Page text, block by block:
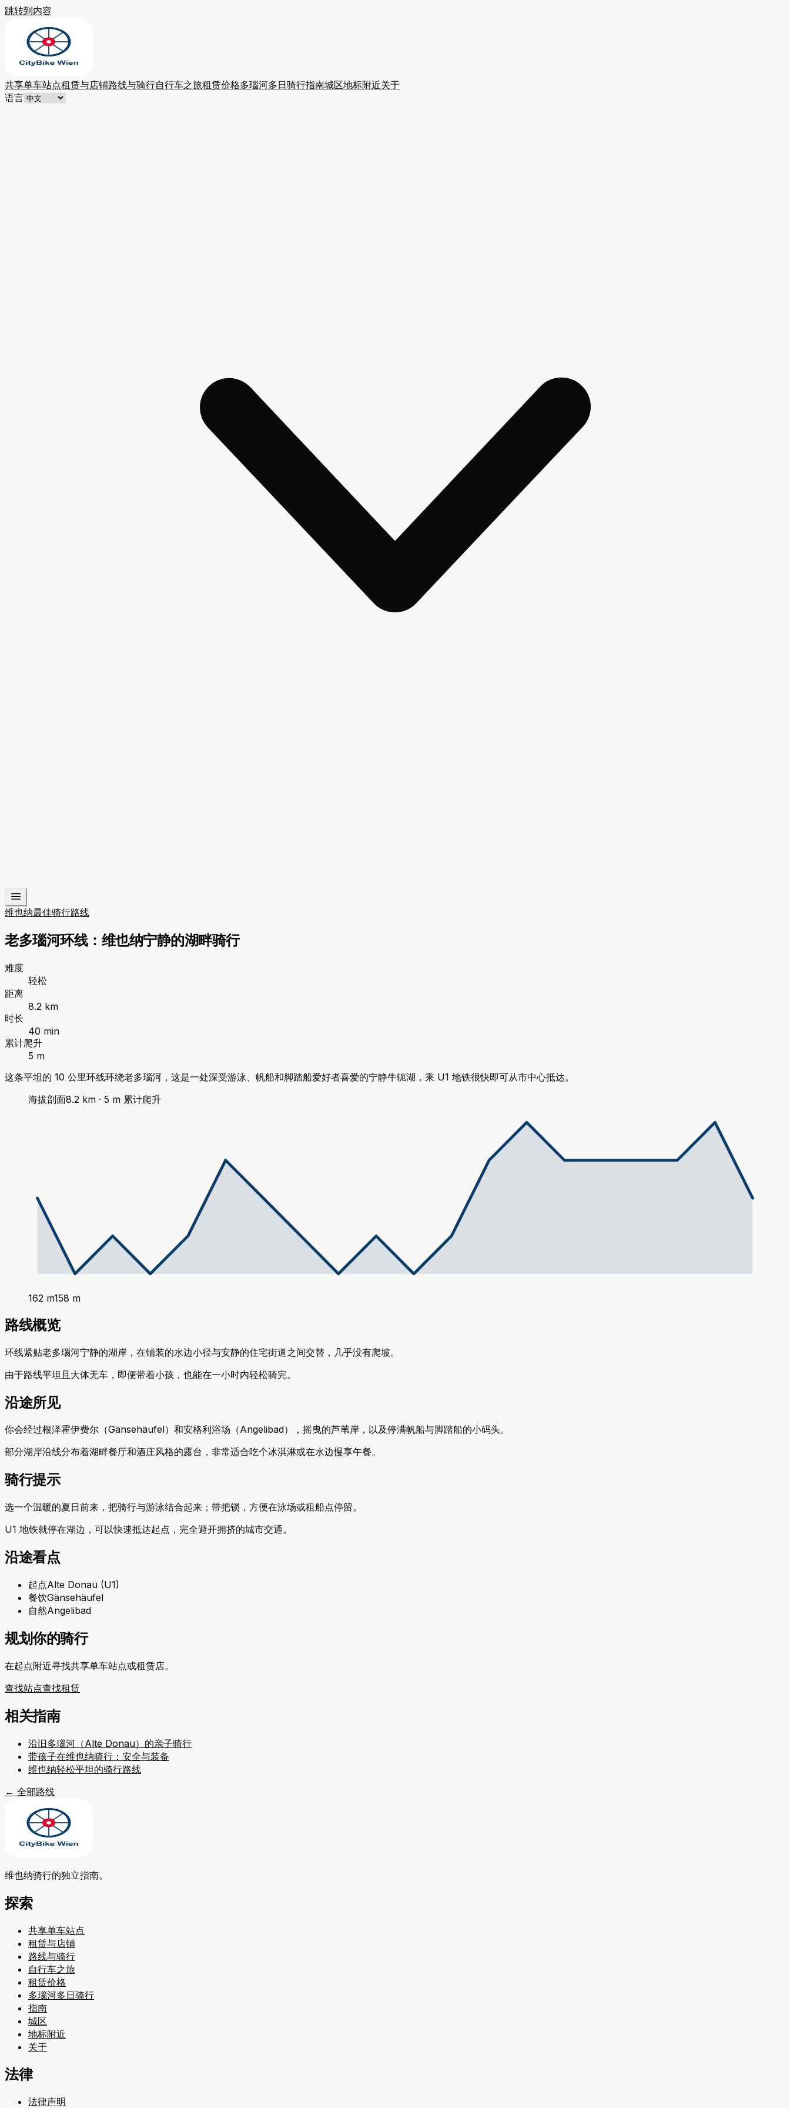
跳转到内容
共享单车站点租赁与店铺路线与骑行自行车之旅租赁价格多瑙河多日骑行指南城区地标附近关于
语言
维也纳最佳骑行路线
老多瑙河环线：维也纳宁静的湖畔骑行
难度
轻松
距离
8.2 km
时长
40 min
累计爬升
5 m
这条平坦的 10 公里环线环绕老多瑙河，这是一处深受游泳、帆船和脚踏船爱好者喜爱的宁静牛轭湖，乘 U1 地铁很快即可从市中心抵达。
海拔剖面8.2 km · 5 m 累计爬升
162 m158 m
路线概览
环线紧贴老多瑙河宁静的湖岸，在铺装的水边小径与安静的住宅街道之间交替，几乎没有爬坡。
由于路线平坦且大体无车，即便带着小孩，也能在一小时内轻松骑完。
沿途所见
你会经过根泽霍伊费尔（Gänsehäufel）和安格利浴场（Angelibad），摇曳的芦苇岸，以及停满帆船与脚踏船的小码头。
部分湖岸沿线分布着湖畔餐厅和酒庄风格的露台，非常适合吃个冰淇淋或在水边慢享午餐。
骑行提示
选一个温暖的夏日前来，把骑行与游泳结合起来；带把锁，方便在泳场或租船点停留。
U1 地铁就停在湖边，可以快速抵达起点，完全避开拥挤的城市交通。
沿途看点
起点Alte Donau (U1)
餐饮Gänsehäufel
自然Angelibad
规划你的骑行
在起点附近寻找共享单车站点或租赁店。
查找站点查找租赁
相关指南
沿旧多瑙河（Alte Donau）的亲子骑行
带孩子在维也纳骑行：安全与装备
维也纳轻松平坦的骑行路线
← 全部路线
维也纳骑行的独立指南。
探索
共享单车站点
租赁与店铺
路线与骑行
自行车之旅
租赁价格
多瑙河多日骑行
指南
城区
地标附近
关于
法律
法律声明